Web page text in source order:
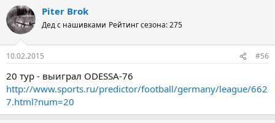
Piter Brok
Дед с нашивками Рейтинг сезона: 275
10.02.2015 #56
20 тур - выиграл ODESSA-76
http://www.sports.ru/predictor/football/germany/league/662
7.html?num=20